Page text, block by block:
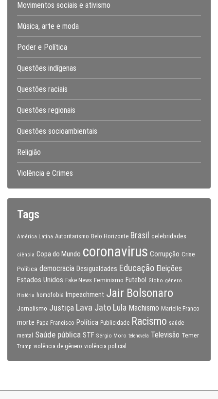
Movimentos sociais e ativismo
Música, arte e moda
Poder e Política
Questões indígenas
Questões raciais
Questões regionais
Questões socioambientais
Religião
Violência e Crimes
Tags
América Latina Autoritarismo Belo Horizonte Brasil celebridades
ciência Copa do Mundo coronavirus Corrupção Crise
Política democracia Desigualdades Educação Eleições
Estados Unidos Fake News Feminismo Futebol Globo gênero
História homofobia Impeachment Jair Bolsonaro
Jornalismo Justiça Lava Jato Lula Machismo Marielle Franco
morte Papa Francisco Política Publicidade Racismo saúde
mental
Saúde pública STF Sérgio Moro telenovela Televisão Temer
Trump violência de gênero violência policial